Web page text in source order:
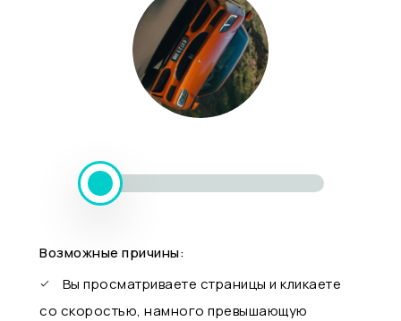
Возможные причины:
Вы просматриваете страницы и кликаете
со скоростью, намного превышающую